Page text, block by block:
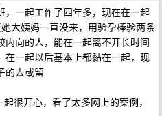
一起工作了四年多，现在在一起
大姨妈一直没来，用验孕棒验两条
向的人，能在一起离不开长时间
在一起以后基本上都黏在一起，现
的去或留
很开心，看了太多网上的案例，